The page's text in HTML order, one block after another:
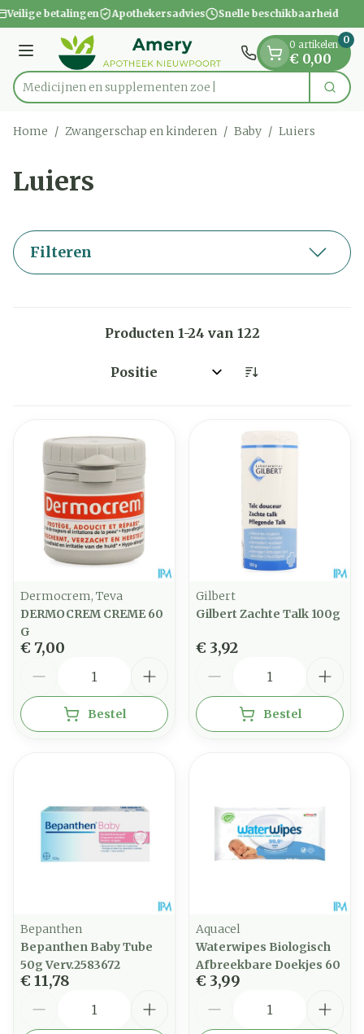
Ga naar de inhoud
1 van 1
Veilige betalingen Apothekersadvies Snelle beschikbaarheid
Menu
Product, merk, categorie...
Medicijnen en Zoek
0 artikelen
€ 0,00
0
Home / Zwangerschap en kinderen / Baby / Luiers
Luiers
Filteren
Producten 1-24 van 122
Sorteer op:
Dermocrem, Teva
DERMOCREM CREME 60
G
€ 7,00
Bestel
Gilbert
Gilbert Zachte Talk 100g
€ 3,92
Bestel
Bepanthen
Bepanthen Baby Tube
50g Verv.2583672
€ 11,78
Aquacel
Waterwipes Biologisch
Afbreekbare Doekjes 60
€ 3,99